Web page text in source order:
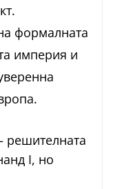
формалната
империя и
решителната
I, но